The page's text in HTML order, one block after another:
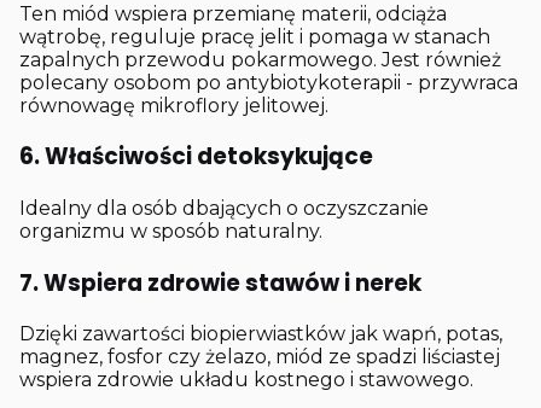
Ten miód wspiera przemianę materii, odciąża
wątrobę, reguluje pracę jelit i pomaga w stanach
zapalnych przewodu pokarmowego. Jest również
polecany osobom po antybiotykoterapii - przywraca
równowagę mikroflory jelitowej.
6. Właściwości detoksykujące
Idealny dla osób dbających o oczyszczanie
organizmu w sposób naturalny.
7. Wspiera zdrowie stawów i nerek
Dzięki zawartości biopierwiastków jak wapń, potas,
magnez, fosfor czy żelazo, miód ze spadzi liściastej
wspiera zdrowie układu kostnego i stawowego.